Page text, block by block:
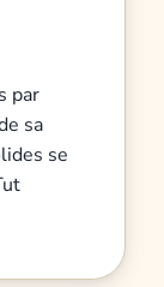
par
sa
se